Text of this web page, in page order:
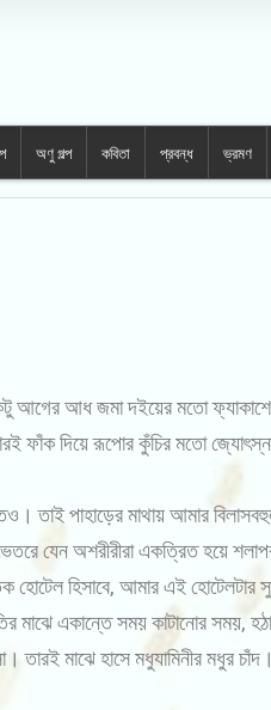
অণু গল্প কবিতা প্রবন্ধ ভ্রমণ
আগের আধ জমা দইয়ের মতো ফ্যাকাশে
ফাঁক দিয়ে রূপোর কুঁচির মতো
তাই পাহাড়ের মাথায় আমার
যেন অশরীরীরা একত্রিত হয়ে
হিসাবে, আমার এই হোটেলটার
মাঝে একান্তে সময় কাটানোর সময়,
তারই মাঝে হাসে মধুযামিনীর মধুর চাঁদ।